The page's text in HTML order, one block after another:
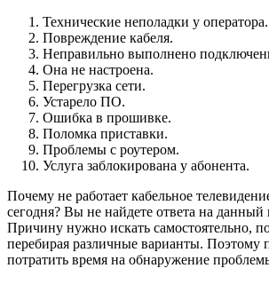
Технические неполадки у оператора.
Повреждение кабеля.
Неправильно выполнено
Она не настроена.
Перегрузка сети.
Устарело ПО.
Ошибка в прошивке.
Поломка приставки.
Проблемы с роутером.
Услуга заблокирована у абонента.
Почему не работает кабельное
сегодня? Вы не найдете ответа на данный
Причину нужно искать самостоятельно,
перебирая различные варианты. Поэтому
потратить время на обнаружение